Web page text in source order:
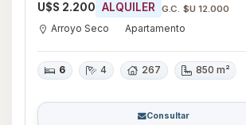
U$S 2.200 ALQUILER G.C. $U 12.000
Arroyo Seco Apartamento
6 4 267 850 m²
Consultar